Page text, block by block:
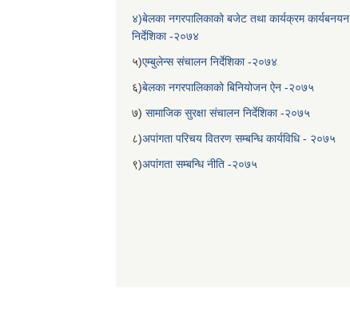
४)बेलका नगरपालिकाको बजेट तथा कार्यक्रम कार्यबनयन
निर्देशिका -२०७४
५)एम्बुलेन्स संचालन निर्देशिका -२०७४
६)बेलका नगरपालिकाको बिनियोजन ऐन -२०७५
७) सामाजिक सुरक्षा संचालन निर्देशिका -२०७५
८)अपांगता परिचय वितरण सम्बन्धि कार्यविधि - २०७५
९)अपांगता सम्बन्धि नीति -२०७५